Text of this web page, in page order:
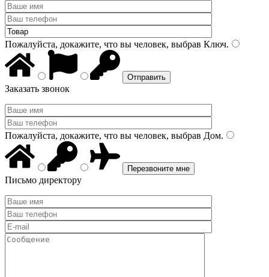
Пожалуйста, докажите, что вы человек, выбрав Ключ.
Заказать звонок
Пожалуйста, докажите, что вы человек, выбрав Дом.
Письмо директору